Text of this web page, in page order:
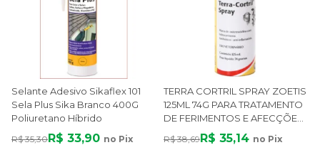
Selante Adesivo Sikaflex 101
Sela Plus Sika Branco 400G
Poliuretano Híbrido
R$ 35,30R$ 33,90 no Pix
TERRA CORTRIL SPRAY ZOETIS
125ML 74G PARA TRATAMENTO
DE FERIMENTOS E AFECÇÕES
EM BOVINOS E OVINOS
R$ 38,69R$ 35,14 no Pix